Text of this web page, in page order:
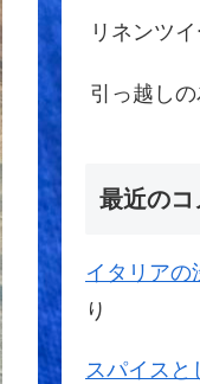
リネンツ
引っ越し
最近のコ
イタリアの
り
スパイス